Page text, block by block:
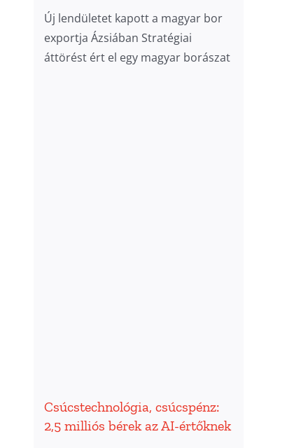
Új lendületet kapott a magyar bor
exportja Ázsiában Stratégiai
áttörést ért el egy magyar borászat
Csúcstechnológia, csúcspénz:
2,5 milliós bérek az AI-értőknek